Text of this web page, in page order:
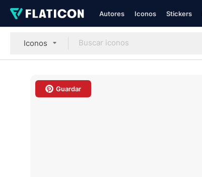
Autores Iconos Stickers
Iconos
Guardar